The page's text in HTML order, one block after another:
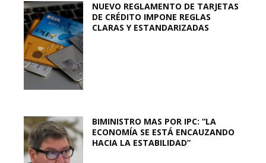
NUEVO REGLAMENTO DE TARJETAS
DE CRÉDITO IMPONE REGLAS
CLARAS Y ESTANDARIZADAS
BIMINISTRO MAS POR IPC: “LA
ECONOMÍA SE ESTÁ ENCAUZANDO
HACIA LA ESTABILIDAD”